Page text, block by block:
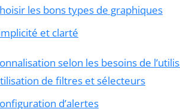
les bons types de graphiques
et clarté
selon les besoins de
de filtres et sélecteurs
d’alertes